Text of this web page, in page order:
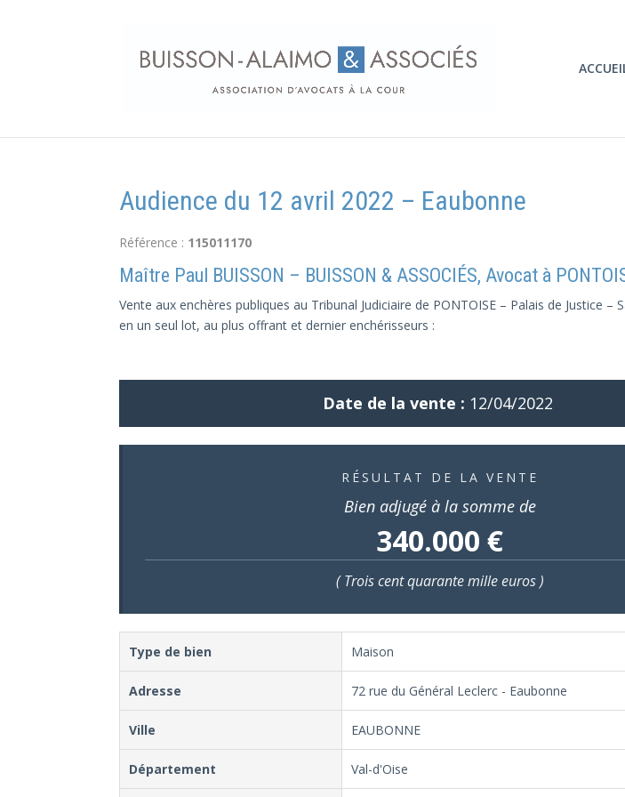
Audience du 12 avril 2022 – Eaubonne
Référence : 115011170
Maître Paul BUISSON – BUISSON & ASSOCIÉS, Avocat à
Vente aux enchères publiques au Tribunal Judiciaire de PONTOISE – Palais de Justice
en un seul lot, au plus offrant et dernier enchérisseurs :
Date de la vente : 12/04/2022
RÉSULTAT DE LA VENTE
Bien adjugé à la somme de
340.000 €
( Trois cent quarante mille euros )
Type de bien Maison
Adresse 72 rue du Général Leclerc - Eaubonne
Ville EAUBONNE
Département Val-d'Oise